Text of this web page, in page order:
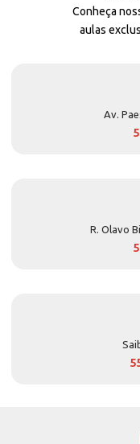
Conheça
aulas
Av.
R. Olavo